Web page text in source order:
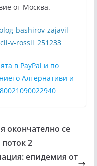
от Москва.
bashirov-zajavil-
v-rossii_251233
в PayPal и по
Алтернативи и
окончателно се
поток 2
епидемия от